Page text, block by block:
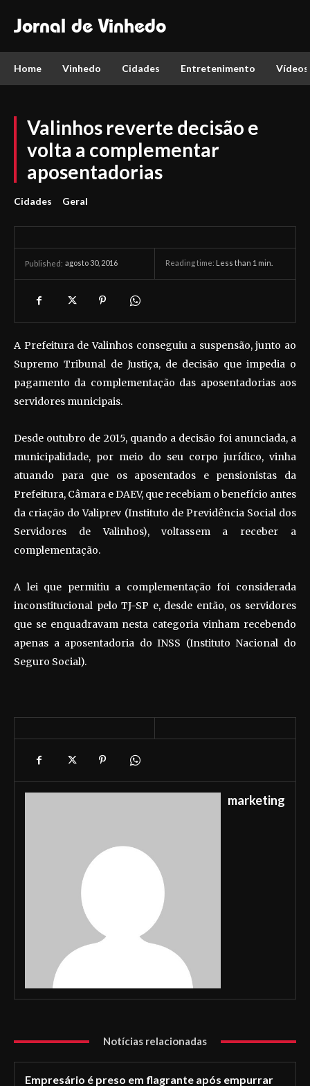
Jornal de Vinhedo
Home Vinhedo Cidades Entretenimento Vídeos
Valinhos reverte decisão e
volta a complementar
aposentadorias
Cidades Geral
Published: agosto 30, 2016 Reading time: Less than 1 min.
A Prefeitura de Valinhos conseguiu a suspensão, junto ao
Supremo Tribunal de Justiça, de decisão que impedia o
pagamento da complementação das aposentadorias aos
servidores municipais.
Desde outubro de 2015, quando a decisão foi anunciada, a
municipalidade, por meio do seu corpo jurídico, vinha
atuando para que os aposentados e pensionistas da
Prefeitura, Câmara e DAEV, que recebiam o benefício antes
da criação do Valiprev (Instituto de Previdência Social dos
Servidores de Valinhos), voltassem a receber a
complementação.
A lei que permitiu a complementação foi considerada
inconstitucional pelo TJ-SP e, desde então, os servidores
que se enquadravam nesta categoria vinham recebendo
apenas a aposentadoria do INSS (Instituto Nacional do
Seguro Social).
marketing
Notícias relacionadas
Empresário é preso em flagrante após empurrar